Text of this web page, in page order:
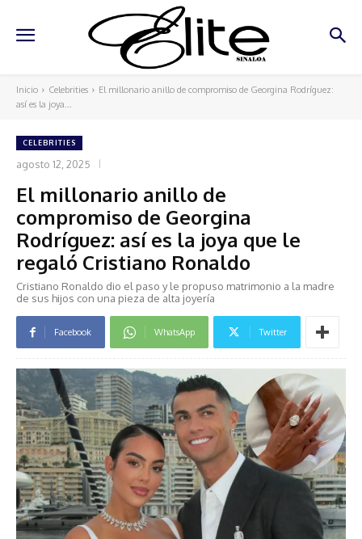
Inicio Celebrities
El millonario anillo de compromiso de Georgina Rodríguez:
así es la joya...
CELEBRITIES
agosto 12, 2025
El millonario anillo de
compromiso de Georgina
Rodríguez: así es la joya que le
regaló Cristiano Ronaldo
Cristiano Ronaldo dio el paso y le propuso matrimonio a la madre
de sus hijos con una pieza de alta joyería
Facebook WhatsApp Twitter